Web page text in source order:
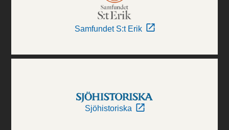
Samfundet S:t Erik
Sjöhistoriska